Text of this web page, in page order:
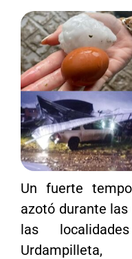
Un fuerte
azotó durante
las
Urdampilleta,